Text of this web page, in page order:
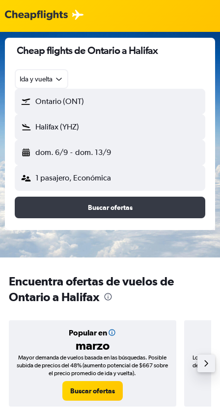
Cheap flights de Ontario a Halifax
Ida y vuelta
Ontario (ONT)
Halifax (YHZ)
dom. 6/9 - dom. 13/9
1 pasajero, Económica
Buscar ofertas
Encuentra ofertas de vuelos de
Ontario a Halifax
Popular en
marzo
Mayor demanda de vuelos basada en las búsquedas. Posible
subida de precios del 48% (aumento potencial de $667 sobre
el precio promedio de ida y vuelta).
Buscar ofertas
Los
de precios